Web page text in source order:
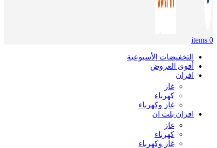
0
items
التخفيضات الأسبوعية
أقوى العروض
افران
غاز
كهرباء
غاز وكهرباء
افران بلت ان
غاز
كهرباء
غاز وكهرباء